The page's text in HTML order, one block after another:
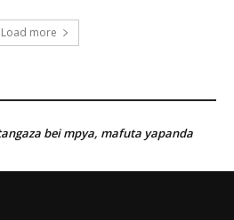
Load more
bei mpya, mafuta yapanda